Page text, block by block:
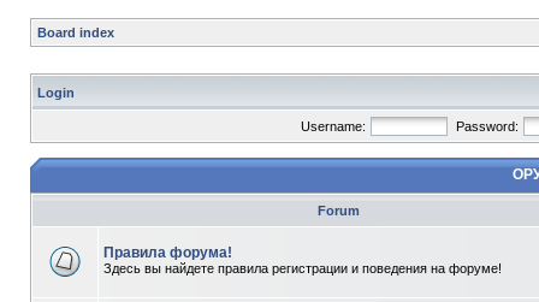
Board index
Login
Username: Password:
Forum
Правила форума!
Здесь вы найдете правила регистрации и поведения на форуме!